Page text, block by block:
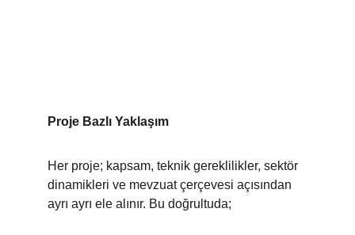
Proje Bazlı Yaklaşım
Her proje; kapsam, teknik gereklilikler, sektör
dinamikleri ve mevzuat çerçevesi açısından
ayrı ayrı ele alınır. Bu doğrultuda;